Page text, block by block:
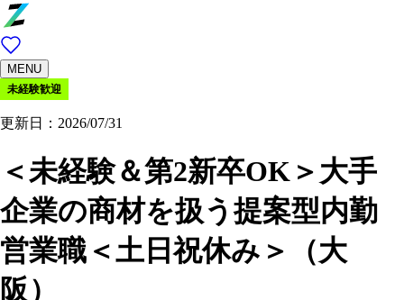
MENU
未経験歓迎
更新日：2026/07/31
＜未経験＆第2新卒OK＞大手
企業の商材を扱う提案型内勤
営業職＜土日祝休み＞（大
阪）